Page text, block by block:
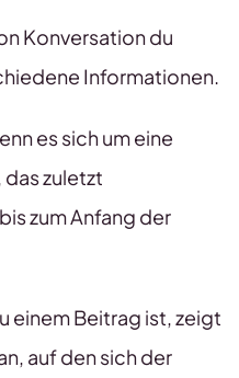
Konversation du
Informationen.
es sich um eine
zuletzt
zum Anfang der
einem Beitrag ist, zeigt
auf den sich der